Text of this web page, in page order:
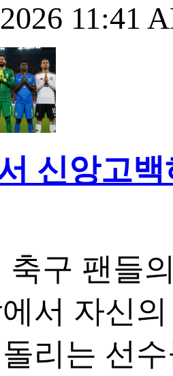
11:41
신앙고
축구 팬들
서 자신
리는 선